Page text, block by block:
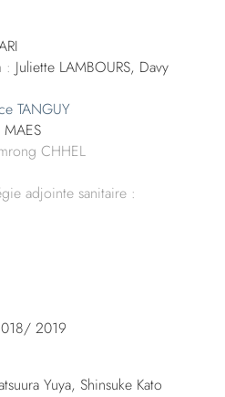
: Juliette LAMBOURS, Davy
TANGUY
MAES
CHHEL
adjointe sanitaire :
2019
Yuya, Shinsuke Kato